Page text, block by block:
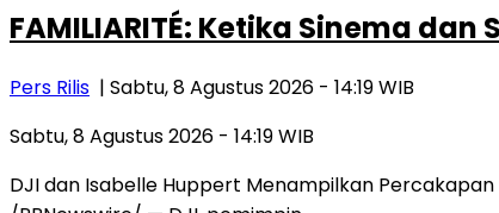
FAMILIARITÉ: Ketika Sinema
Pers Rilis | Sabtu, 8 Agustus 2026 - 14:19 WIB
Sabtu, 8 Agustus 2026 - 14:19 WIB
DJI dan Isabelle Huppert Menampilkan Percakapan